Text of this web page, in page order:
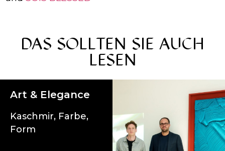
DAS SOLLTEN SIE AUCH
LESEN
Art & Elegance
Kaschmir, Farbe,
Form